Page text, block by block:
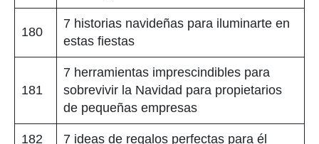
180
7 historias navideñas para iluminarte en
estas fiestas
181
7 herramientas imprescindibles para
sobrevivir la Navidad para propietarios
de pequeñas empresas
182 7 ideas de regalos perfectas para él